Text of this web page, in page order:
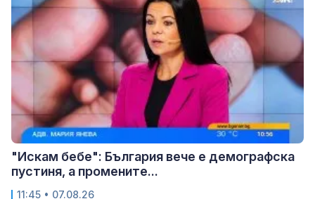
"Искам бебе": България вече е демографска
пустиня, а промените...
11:45 • 07.08.26